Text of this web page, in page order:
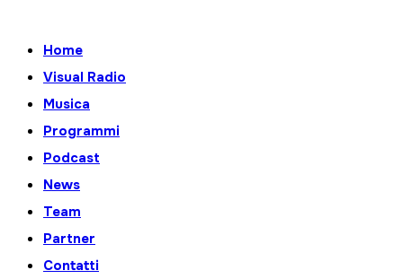
Home
Visual Radio
Musica
Programmi
Podcast
News
Team
Partner
Contatti